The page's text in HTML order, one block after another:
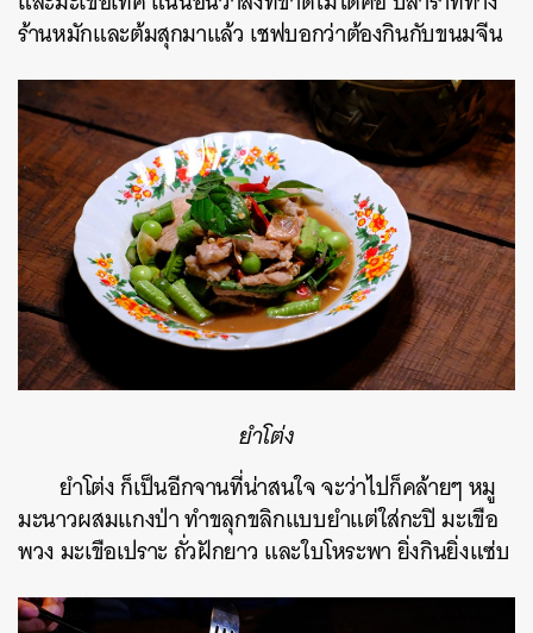
ร้านหมักและต้มสุกมาแล้ว เชฟบอกว่าต้องกินกับขนมจีน
ยำโต่ง
ยำโต่ง ก็เป็นอีกจานที่น่าสนใจ จะว่าไปก็คล้ายๆ หมู
มะนาวผสมแกงป่า ทำขลุกขลิกแบบยำแต่ใส่กะปิ มะเขือ
พวง มะเขือเปราะ ถั่วฝักยาว และใบโหระพา ยิ่งกินยิ่งแซ่บ